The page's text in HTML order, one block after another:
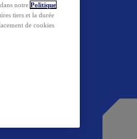
notre Politique
tiers et la durée
de cookies